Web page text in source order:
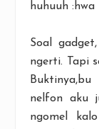
huhuuh :hwa
Soal
ngerti. Tapi
nelfon aku
ngomel